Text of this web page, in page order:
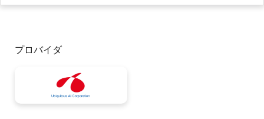
プロバイダ